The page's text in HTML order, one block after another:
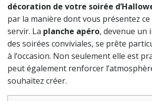
décoration de votre soirée
par la manière dont vous présentez ce
servir. La planche apéro, devenue un
des soirées conviviales, se prête
à l’occasion. Non seulement elle est
peut également renforcer
souhaitez créer.